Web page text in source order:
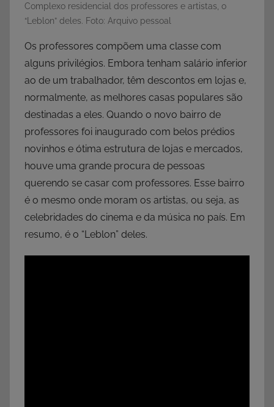
Complexo residencial dos professores e artistas, o
“Leblon” deles. Foto: Arquivo pessoal
Os professores compõem uma classe com
alguns privilégios. Embora tenham salário inferior
ao de um trabalhador, têm descontos em lojas e,
normalmente, as melhores casas populares são
destinadas a eles. Quando o novo bairro de
professores foi inaugurado com belos prédios
novinhos e ótima estrutura de lojas e mercados,
houve uma grande procura de pessoas
querendo se casar com professores. Esse bairro
é o mesmo onde moram os artistas, ou seja, as
celebridades do cinema e da música no país. Em
resumo, é o “Leblon” deles.